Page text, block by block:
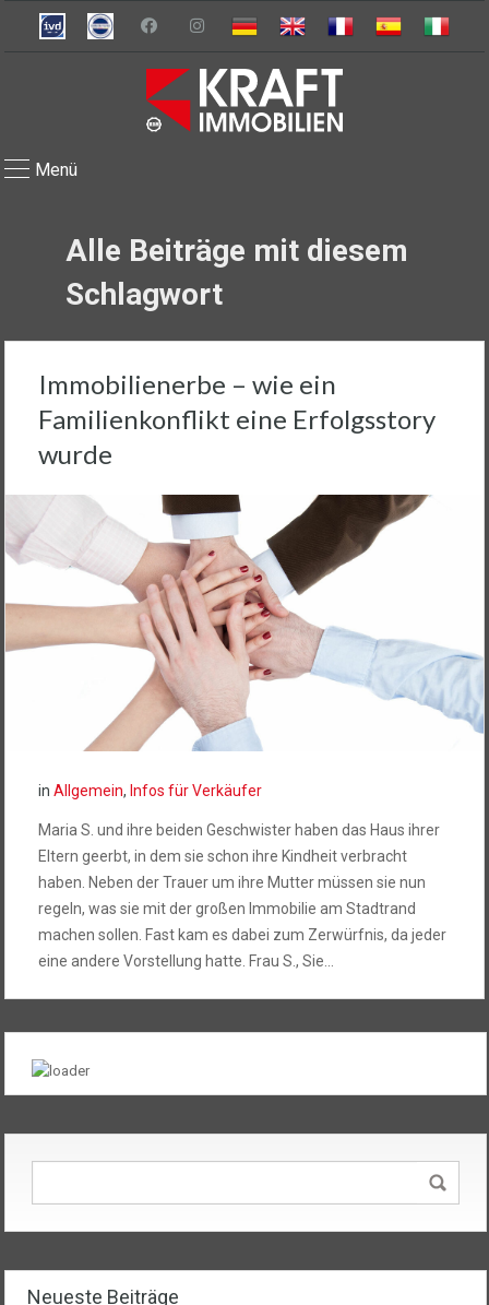
Menü
Alle Beiträge mit diesem
Schlagwort
Immobilienerbe – wie ein
Familienkonflikt eine Erfolgsstory
wurde
in Allgemein, Infos für Verkäufer
Maria S. und ihre beiden Geschwister haben das Haus ihrer
Eltern geerbt, in dem sie schon ihre Kindheit verbracht
haben. Neben der Trauer um ihre Mutter müssen sie nun
regeln, was sie mit der großen Immobilie am Stadtrand
machen sollen. Fast kam es dabei zum Zerwürfnis, da jeder
eine andere Vorstellung hatte. Frau S., Sie…
Neueste Beiträge